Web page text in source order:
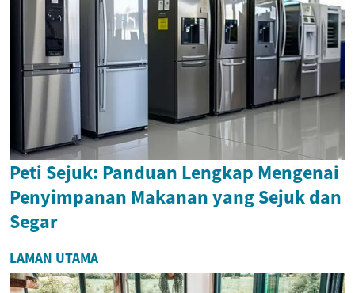
Peti Sejuk: Panduan Lengkap Mengenai
Penyimpanan Makanan yang Sejuk dan
Segar
LAMAN UTAMA